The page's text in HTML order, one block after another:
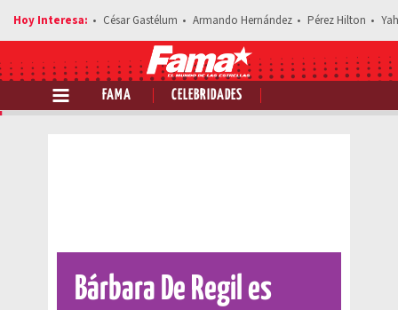
César Gastélum Armando Hernández Pérez Hilton
FAMA CELEBRIDADES
Comparte esta noticia
Bárbara De Regil es